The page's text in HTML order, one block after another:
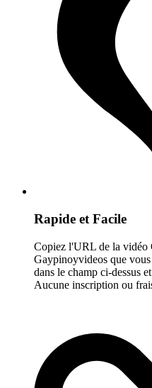
Rapide et Facile
Copiez l'URL de la vidéo
Gaypinoyvideos que
dans le champ ci-dessus
Aucune inscription ou